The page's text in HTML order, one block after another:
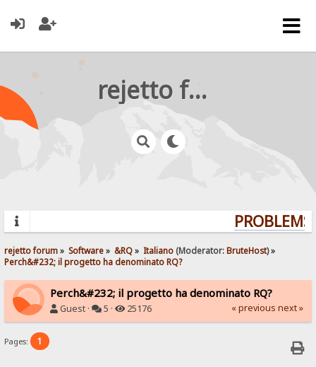
rejetto forum
rejetto forum» Software» &RQ» Italiano (Moderator:BruteHost) »
Perch&#232; il progetto ha denominato RQ?
Perch&#232; il progetto ha denominato RQ?
Guest · 5 · 25176 « previous next »
Pages: 1